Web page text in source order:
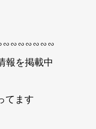
報を掲載中
てます